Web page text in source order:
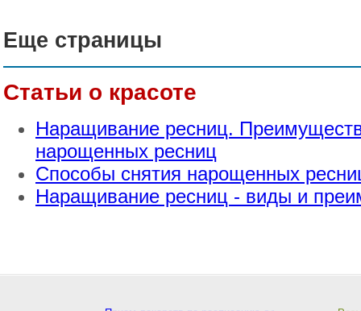
Еще страницы
Статьи о красоте
Наращивание ресниц.
нарощенных ресниц
Способы снятия нарощенных
Наращивание ресниц - виды и